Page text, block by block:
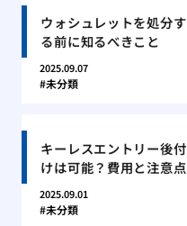
ウォシュレットを処分す
る前に知るべきこと
2025.09.07
未分類
キーレスエントリー後付
けは可能？費用と注意点
2025.09.01
未分類